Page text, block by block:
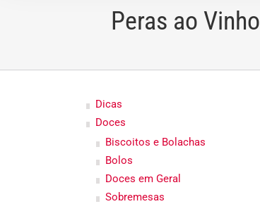
Peras ao Vinho
Dicas
Doces
Biscoitos e Bolachas
Bolos
Doces em Geral
Sobremesas